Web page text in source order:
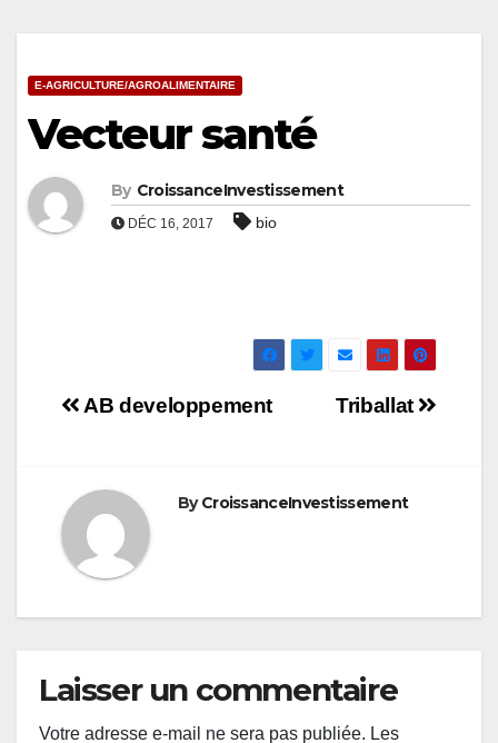
E-AGRICULTURE/AGROALIMENTAIRE
Vecteur santé
By CroissanceInvestissement
DÉC 16, 2017 bio
Navigation
l’article
Triballat
AB developpement
ByCroissanceInvestissement
Laisser un commentaire
Votre adresse e-mail ne sera pas publiée. Les